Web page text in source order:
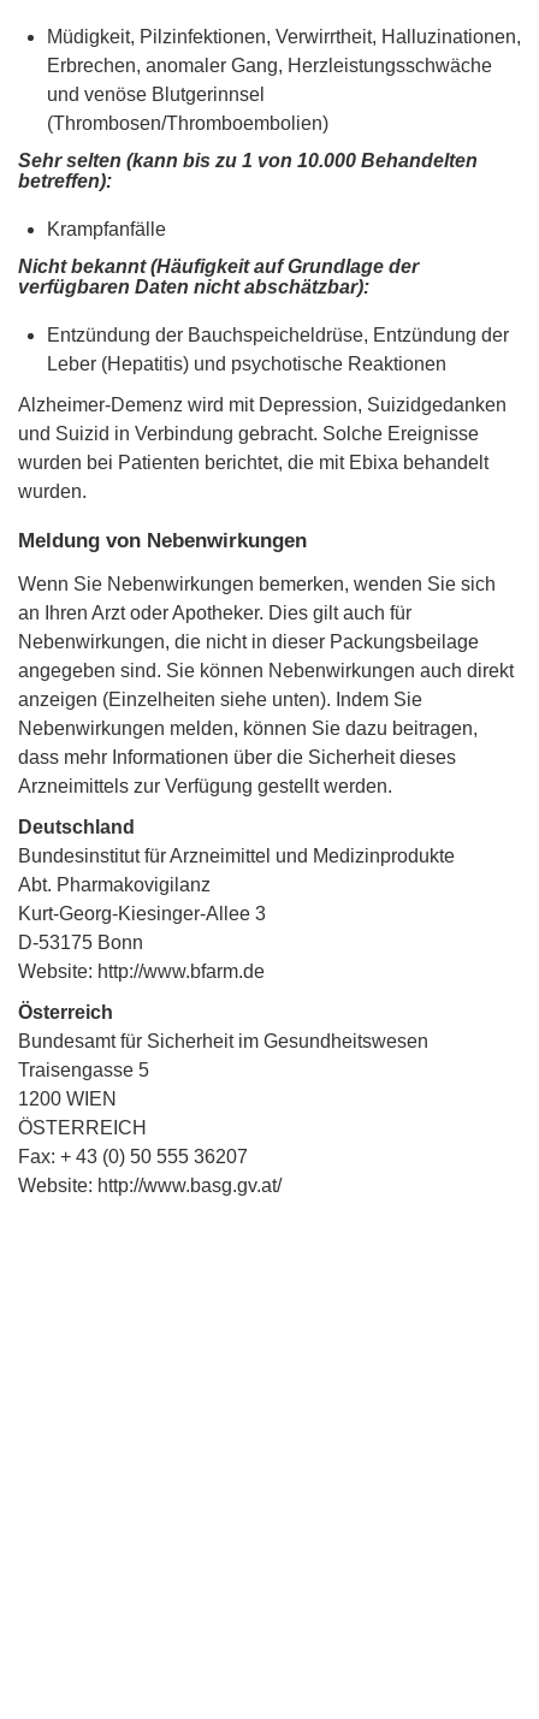
Müdigkeit, Pilzinfektionen, Verwirrtheit, Halluzinationen,
Erbrechen, anomaler Gang, Herzleistungsschwäche
und venöse Blutgerinnsel
(Thrombosen/Thromboembolien)
Sehr selten (kann bis zu 1 von 10.000 Behandelten
betreffen):
Krampfanfälle
Nicht bekannt (Häufigkeit auf Grundlage der
verfügbaren Daten nicht abschätzbar):
Entzündung der Bauchspeicheldrüse, Entzündung der
Leber (Hepatitis) und psychotische Reaktionen
Alzheimer-Demenz wird mit Depression, Suizidgedanken
und Suizid in Verbindung gebracht. Solche Ereignisse
wurden bei Patienten berichtet, die mit Ebixa behandelt
wurden.
Meldung von Nebenwirkungen
Wenn Sie Nebenwirkungen bemerken, wenden Sie sich
an Ihren Arzt oder Apotheker. Dies gilt auch für
Nebenwirkungen, die nicht in dieser Packungsbeilage
angegeben sind. Sie können Nebenwirkungen auch direkt
anzeigen (Einzelheiten siehe unten). Indem Sie
Nebenwirkungen melden, können Sie dazu beitragen,
dass mehr Informationen über die Sicherheit dieses
Arzneimittels zur Verfügung gestellt werden.
Deutschland
Bundesinstitut für Arzneimittel und Medizinprodukte
Abt. Pharmakovigilanz
Kurt-Georg-Kiesinger-Allee 3
D-53175 Bonn
Website: http://www.bfarm.de
Österreich
Bundesamt für Sicherheit im Gesundheitswesen
Traisengasse 5
1200 WIEN
ÖSTERREICH
Fax: + 43 (0) 50 555 36207
Website: http://www.basg.gv.at/